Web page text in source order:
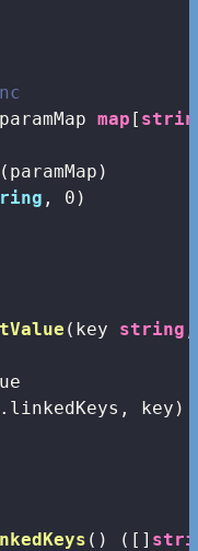
map [
, 0 )
(key string
key)
() ([]